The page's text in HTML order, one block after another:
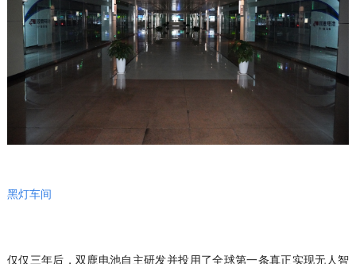
黑灯车间
仅仅三年后，双鹿电池自主研发并投用了全球第一条真正实现无人智